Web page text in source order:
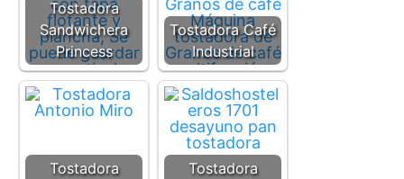
Tostadora
Sandwichera
Princess
Tostadora Café
Industrial
Tostadora
Tostadora